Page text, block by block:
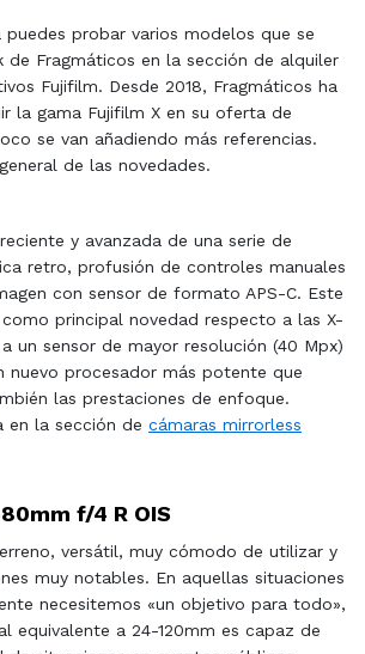
puedes probar varios modelos que se
de Fragmáticos en la sección de alquiler
Fujifilm. Desde 2018, Fragmáticos ha
la gama Fujifilm X en su oferta de
se van añadiendo más referencias.
de las novedades.
y avanzada de una serie de
retro, profusión de controles manuales
con sensor de formato APS-C. Este
principal novedad respecto a las X-
un sensor de mayor resolución (40 Mpx)
nuevo procesador más potente que
las prestaciones de enfoque.
en la sección de cámaras mirrorless
f/4 R OIS
versátil, muy cómodo de utilizar y
muy notables. En aquellas situaciones
necesitemos «un objetivo para todo»,
equivalente a 24-120mm es capaz de